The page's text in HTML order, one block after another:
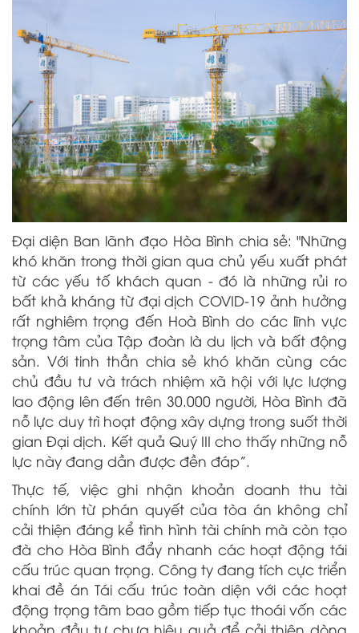
Đại diện Ban lãnh đạo Hòa Bình chia sẻ: "Những
khó khăn trong thời gian qua chủ yếu xuất phát
từ các yếu tố khách quan - đó là những rủi ro
bất khả kháng từ đại dịch COVID-19 ảnh hưởng
rất nghiêm trọng đến Hoà Bình do các lĩnh vực
trọng tâm của Tập đoàn là du lịch và bất động
sản. Với tinh thần chia sẻ khó khăn cùng các
chủ đầu tư và trách nhiệm xã hội với lực lượng
lao động lên đến trên 30.000 người, Hòa Bình đã
nỗ lực duy trì hoạt động xây dựng trong suốt thời
gian Đại dịch. Kết quả Quý III cho thấy những nỗ
lực này đang dần được đền đáp”.
Thực tế, việc ghi nhận khoản doanh thu tài
chính lớn từ phán quyết của tòa án không chỉ
cải thiện đáng kể tình hình tài chính mà còn tạo
đà cho Hòa Bình đẩy nhanh các hoạt động tái
cấu trúc quan trọng. Công ty đang tích cực triển
khai đề án Tái cấu trúc toàn diện với các hoạt
động trọng tâm bao gồm tiếp tục thoái vốn các
khoản đầu tư chưa hiệu quả để cải thiện dòng